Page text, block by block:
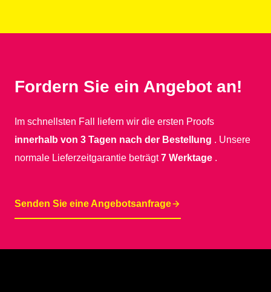
Fordern Sie ein Angebot an!
Im schnellsten Fall liefern wir die ersten Proofs
innerhalb von 3 Tagen nach der Bestellung . Unsere
normale Lieferzeitgarantie beträgt7 Werktage .
Senden Sie eine Angebotsanfrage